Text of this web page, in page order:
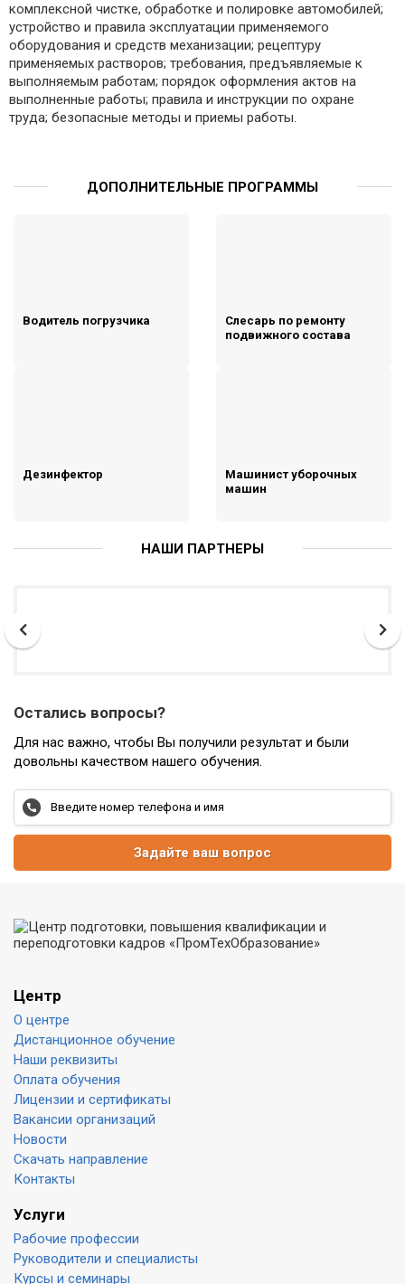
комплексной чистке, обработке и полировке автомобилей;
устройство и правила эксплуатации применяемого
оборудования и средств механизации; рецептуру
применяемых растворов; требования, предъявляемые к
выполняемым работам; порядок оформления актов на
выполненные работы; правила и инструкции по охране
труда; безопасные методы и приемы работы.
ДОПОЛНИТЕЛЬНЫЕ ПРОГРАММЫ
Водитель погрузчика
Слесарь по ремонту
подвижного состава
Дезинфектор
Машинист уборочных
машин
НАШИ ПАРТНЕРЫ
Остались вопросы?
Для нас важно, чтобы Вы получили результат и были
довольны качеством нашего обучения.
Задайте ваш вопрос
Центр
О центре
Дистанционное обучение
Наши реквизиты
Оплата обучения
Лицензии и сертификаты
Вакансии организаций
Новости
Скачать направление
Контакты
Услуги
Рабочие профессии
Руководители и специалисты
Курсы и семинары